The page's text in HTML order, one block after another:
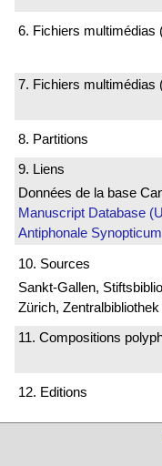
6. Fichiers multimédias
7. Fichiers multimédias
8. Partitions
9. Liens
Données de la base
Manuscript Database
Antiphonale
10. Sources
Sankt-Gallen,
Zürich,
11. Compositions
12. Editions